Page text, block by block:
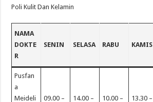
Poli Kulit Dan Kelamin
NAMA
DOKTE
R
SENIN SELASA RABU KAMIS
Pusfan
a
Meideli
09.00 –
14.00 –
10.00 –
13.30 –